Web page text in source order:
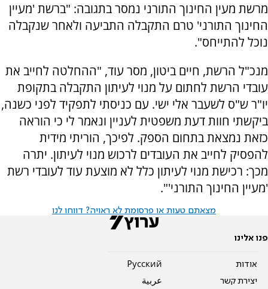
מרשת מעין החינוך התורני נמסר בתגובה: "ברשת 'מעיין
החינוך התורני' טרם התקבלה התביעה ולאחר שנקבלה
נוכל להתייחס".
מנכ"ל הרשת, חיים ביטון, מסר עוד, "ההחלטה לחייב את
עובדי הרשת לחתום על מנוי לעיתון התקבלה בתקופת
יו"ר ש"ס לשעבר אלי ישי. עם כניסתי לתפקיד לפני כשנה,
ביקשתי חוות דעת משפטית לעניין ונאמר לי כי הוראה
כזאת נמצאת בתחום הספק. לפיכך, הוריתי מידית
להפסיק לחייב את העובדים לרכוש מנוי לעיתון. יתרה
מכך: רכישת מנוי לעיתון כלל לא מוצעת עוד לעובדי רשת
'מעיין החינוך התורני'".
מצאתם טעות או פרסומת לא ראויה? דווחו לנו
פנו אלינו
אודות
יצירת קשר
Pусский
عربية